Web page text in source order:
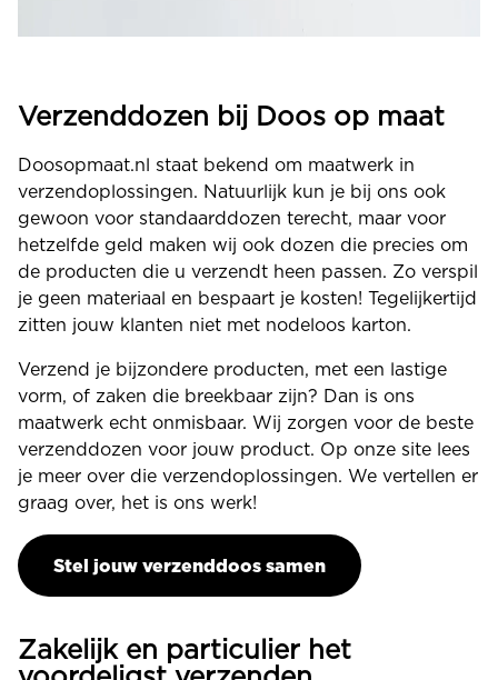
Verzenddozen bij Doos op maat
Doosopmaat.nl staat bekend om maatwerk in
verzendoplossingen. Natuurlijk kun je bij ons ook
gewoon voor standaarddozen terecht, maar voor
hetzelfde geld maken wij ook dozen die precies om
de producten die u verzendt heen passen. Zo verspil
je geen materiaal en bespaart je kosten! Tegelijkertijd
zitten jouw klanten niet met nodeloos karton.
Verzend je bijzondere producten, met een lastige
vorm, of zaken die breekbaar zijn? Dan is ons
maatwerk echt onmisbaar. Wij zorgen voor de beste
verzenddozen voor jouw product. Op onze site lees
je meer over die verzendoplossingen. We vertellen er
graag over, het is ons werk!
Stel jouw verzenddoos samen
Zakelijk en particulier het